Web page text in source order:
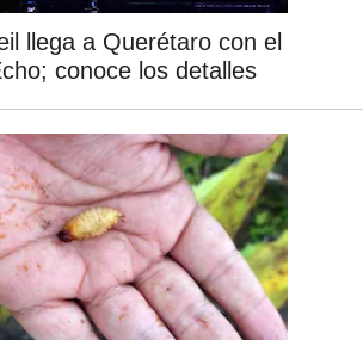
llega a Querétaro con el
conoce los detalles